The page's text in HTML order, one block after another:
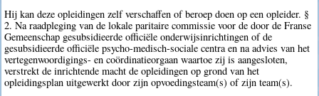
Hij kan deze opleidingen zelf verschaffen of beroep doen op een opleider. §
2. Na raadpleging van de lokale paritaire commissie voor de door de Franse
Gemeenschap gesubsidieerde officiële onderwijsinrichtingen of de
gesubsidieerde officiële psycho-medisch-sociale centra en na advies van het
vertegenwoordigings- en coördinatieorgaan waartoe zij is aangesloten,
verstrekt de inrichtende macht de opleidingen op grond van het
opleidingsplan uitgewerkt door zijn opvoedingsteam(s) of zijn team(s).